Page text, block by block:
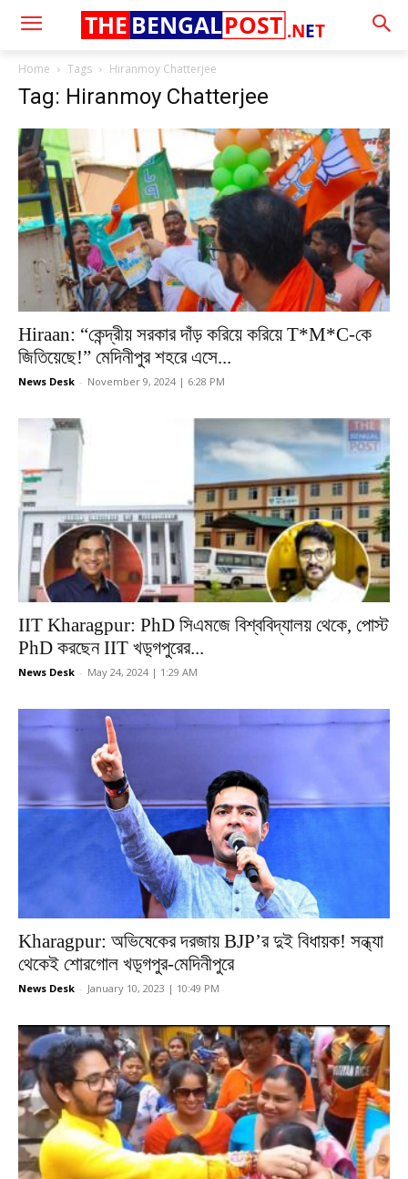
.NET
THE BENGALPOST
Home Tags Hiranmoy Chatterjee
Tag: Hiranmoy Chatterjee
Hiraan: “কেন্দ্রীয় সরকার দাঁড় করিয়ে করিয়ে T*M*C-কে
জিতিয়েছে!” মেদিনীপুর শহরে এসে...
News Desk - November 9, 2024 | 6:28 PM
IIT Kharagpur: PhD সিএমজে বিশ্ববিদ্যালয় থেকে, পোস্ট
PhD করছেন IIT খড়্গপুরের...
News Desk - May 24, 2024 | 1:29 AM
Kharagpur: অভিষেকের দরজায় BJP’র দুই বিধায়ক! সন্ধ্যা
থেকেই শোরগোল খড়্গপুর-মেদিনীপুরে
News Desk - January 10, 2023 | 10:49 PM